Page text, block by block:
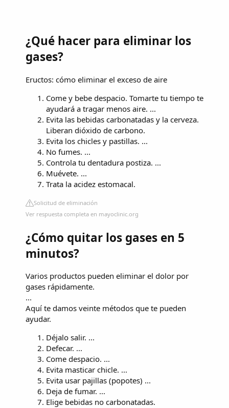
¿Qué hacer para eliminar los
gases?
Eructos: cómo eliminar el exceso de aire
Come y bebe despacio. Tomarte tu tiempo te
ayudará a tragar menos aire. ...
Evita las bebidas carbonatadas y la cerveza.
Liberan dióxido de carbono.
Evita los chicles y pastillas. ...
No fumes. ...
Controla tu dentadura postiza. ...
Muévete. ...
Trata la acidez estomacal.
Solicitud de eliminación
Ver respuesta completa en mayoclinic.org
¿Cómo quitar los gases en 5
minutos?
Varios productos pueden eliminar el dolor por
gases rápidamente.
...
Aquí te damos veinte métodos que te pueden
ayudar.
Déjalo salir. ...
Defecar. ...
Come despacio. ...
Evita masticar chicle. ...
Evita usar pajillas (popotes) ...
Deja de fumar. ...
Elige bebidas no carbonatadas.